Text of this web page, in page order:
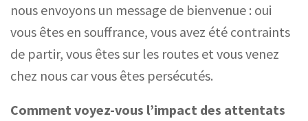
nous envoyons un message de bienvenue : oui
vous êtes en souffrance, vous avez été contraints
de partir, vous êtes sur les routes et vous venez
chez nous car vous êtes persécutés.
Comment voyez-vous l’impact des attentats